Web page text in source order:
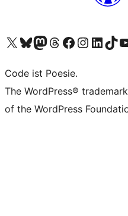
Unser X-Konto (früher Twitter) besuchen
Unser Bluesky-Konto besuchen
Unser Mastodon-Konto besuchen
Unser Threads-Konto besuchen
Unsere Facebook-Seite besuchen
Unser Instagram-Konto
Unser LinkedIn-
Unser
Code ist Poesie.
The WordPress®
of the WordPress